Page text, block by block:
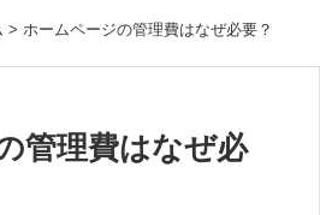
> ホームページの管理費はなぜ必要？
管理費はなぜ必